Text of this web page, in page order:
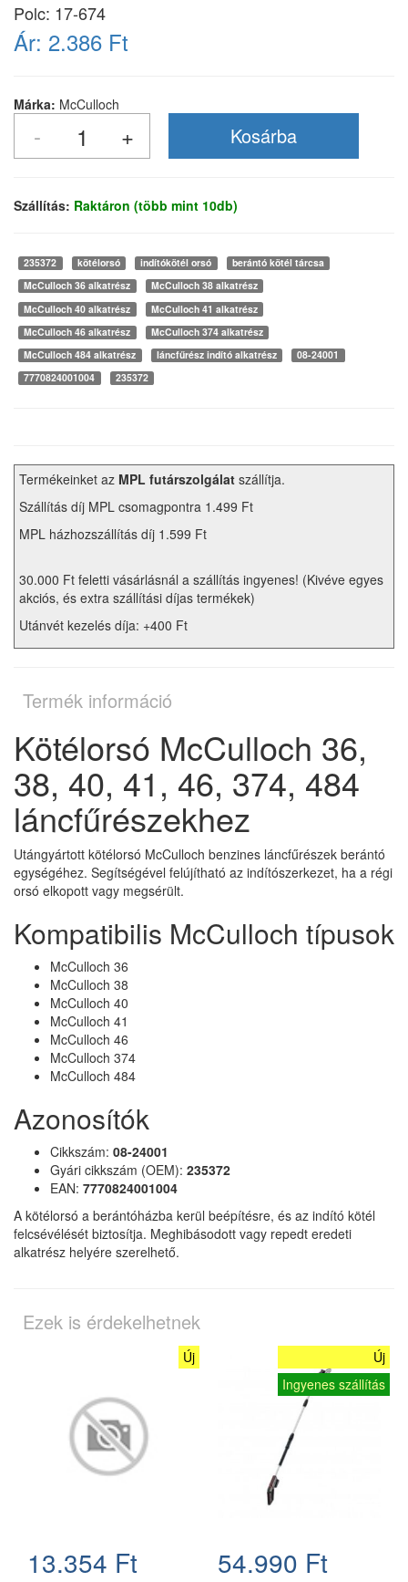
Polc: 17-674
Ár: 2.386 Ft
Márka: McCulloch
Szállítás: Raktáron (több mint 10db)
235372 kötélorsó indítókötél orsó
berántó kötél tárcsa
McCulloch 36 alkatrész
McCulloch 38 alkatrész
McCulloch 40 alkatrész
McCulloch 41 alkatrész
McCulloch 46 alkatrész
McCulloch 374 alkatrész
McCulloch 484 alkatrész
láncfűrész indító alkatrész
08-24001
7770824001004
235372
Termékeinket az MPL futárszolgálat szállítja.
Szállítás díj MPL csomagpontra 1.499 Ft
MPL házhozszállítás díj 1.599 Ft
30.000 Ft feletti vásárlásnál a szállítás ingyenes! (Kivéve egyes
akciós, és extra szállítási díjas termékek)
Utánvét kezelés díja: +400 Ft
Termék információ
Kötélorsó McCulloch 36,
38, 40, 41, 46, 374, 484
láncfűrészekhez
Utángyártott kötélorsó McCulloch benzines láncfűrészek berántó
egységéhez. Segítségével felújítható az indítószerkezet, ha a régi
orsó elkopott vagy megsérült.
Kompatibilis McCulloch típusok
McCulloch 36
McCulloch 38
McCulloch 40
McCulloch 41
McCulloch 46
McCulloch 374
McCulloch 484
Azonosítók
Cikkszám: 08-24001
Gyári cikkszám (OEM): 235372
EAN: 7770824001004
A kötélorsó a berántóházba kerül beépítésre, és az indító kötél
felcsévélését biztosítja. Meghibásodott vagy repedt eredeti
alkatrész helyére szerelhető.
Ezek is érdekelhetnek
Új
13.354 Ft
Új
Ingyenes szállítás
54.990 Ft